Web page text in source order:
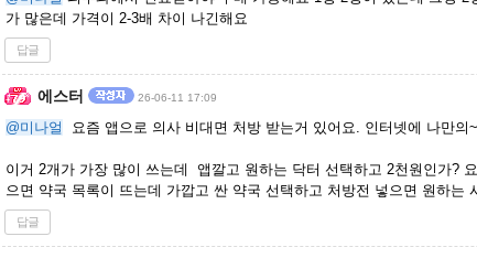
가 많은데 가격이 2-3배 차이 나긴해요
답글
에스터 26-06-11 17:09
@미나얼 요즘 앱으로 의사 비대면 처방 받는거 있어요. 인터넷에 나만의
이거 2개가 가장 많이 쓰는데 앱깔고 원하는 닥터 선택하고 2천원인가?
으면 약국 목록이 뜨는데 가깝고 싼 약국 선택하고 처방전 넣으면 원하는
답글